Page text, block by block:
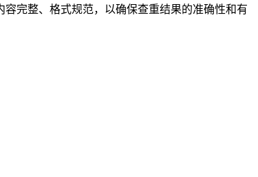
完整、格式规范，以确保查重结果的准确性和有